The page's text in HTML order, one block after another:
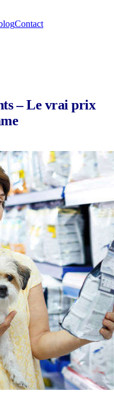
Contact
– Le vrai prix